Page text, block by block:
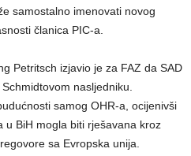
samostalno imenovati novog
članica PIC-a.
Petritsch izjavio je za FAZ da SAD
nasljedniku.
samog OHR-a, ocijenivši
u BiH mogla biti rješavana kroz
sa Evropska unija.